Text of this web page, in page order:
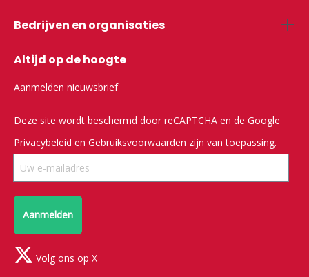
Bedrijven en organisaties
Altijd op de hoogte
Aanmelden nieuwsbrief
Deze site wordt beschermd door reCAPTCHA en de Google
Privacybeleid en Gebruiksvoorwaarden zijn van toepassing.
Aanmelden
Volg ons op X